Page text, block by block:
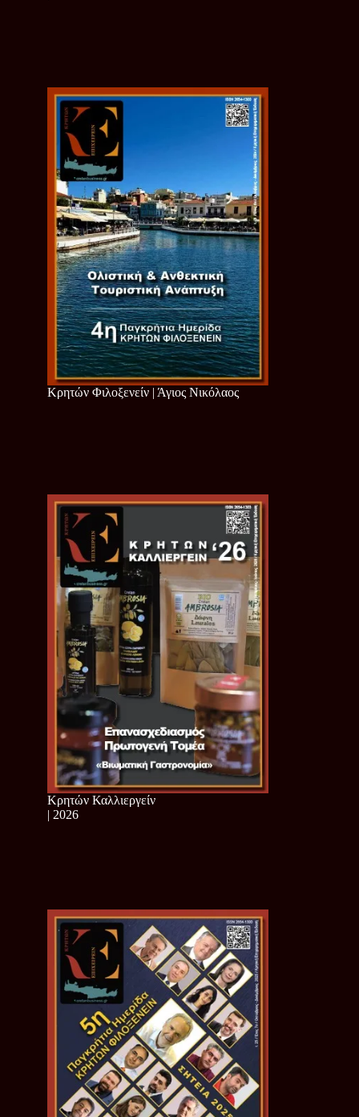
Κρητών Φιλοξενείν | Άγιος Νικόλαος
Κρητών Καλλιεργείν
| 2026